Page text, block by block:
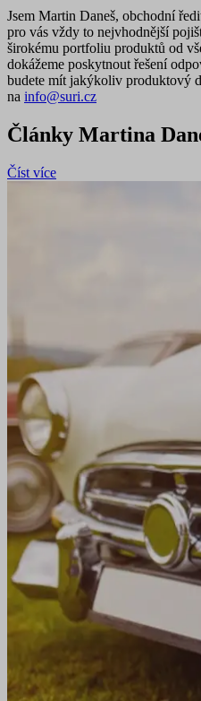
Jsem Martin Daneš, obchodní
pro vás vždy to nejvhodnější
širokému portfoliu produktů od
dokážeme poskytnout řešení
budete mít jakýkoliv produktový
na info@suri.cz
Články Martina
Číst více